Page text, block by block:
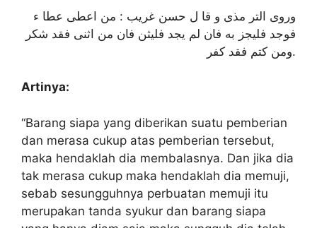
وروى التر مذى و قا ل حسن غريب : من اعطى عطا ء
فوجد فليجز به فان لم يجد فليثن فان من اثنى فقد شكر
ومن كتم فقد كفر.
Artinya:
“Barang siapa yang diberikan suatu pemberian
dan merasa cukup atas pemberian tersebut,
maka hendaklah dia membalasnya. Dan jika dia
tak merasa cukup maka hendaklah dia memuji,
sebab sesungguhnya perbuatan memuji itu
merupakan tanda syukur dan barang siapa